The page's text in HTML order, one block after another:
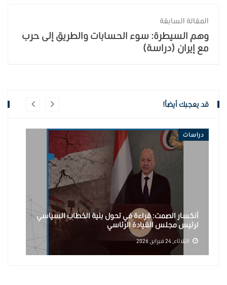
المقالة السابقة
وهم السيطرة: سوء الحسابات والطريق إلى حرب
مع إيران (دراسة)
قد يعجبك أيضاً!
دراسات
أنكسار الصمت: قراءة في تحول بنية الخطاب السياسي
لرئيس مجلس القيادة الرئاسي
الثلاثاء, 24 فبراير, 2026